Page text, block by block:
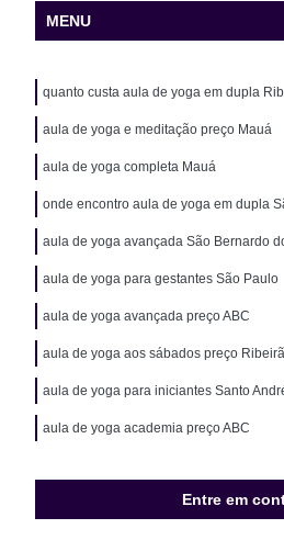
MENU
quanto custa aula de yoga em dupla
aula de yoga e meditação preço Mauá
aula de yoga completa Mauá
onde encontro aula de yoga em dupla
aula de yoga avançada São Bernardo
aula de yoga para gestantes São Paulo
aula de yoga avançada preço ABC
aula de yoga aos sábados preço
aula de yoga para iniciantes Santo
aula de yoga academia preço ABC
Entre em